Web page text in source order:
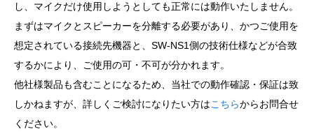
し、マイクだけ使用しようとしても正常には動作いたしません。
まずはマイクとスピーカーを分離する必要があり、かつご使用を
想定されている接続先機器と、SW-NS1側の技術仕様などが合致
するかにより、ご使用の可・不可が分かれます。
他社様製品も含むことになるため、当社での動作確認・保証は致
しかねますが、詳しくご検討になりたい方はこちらからお問合せ
ください。